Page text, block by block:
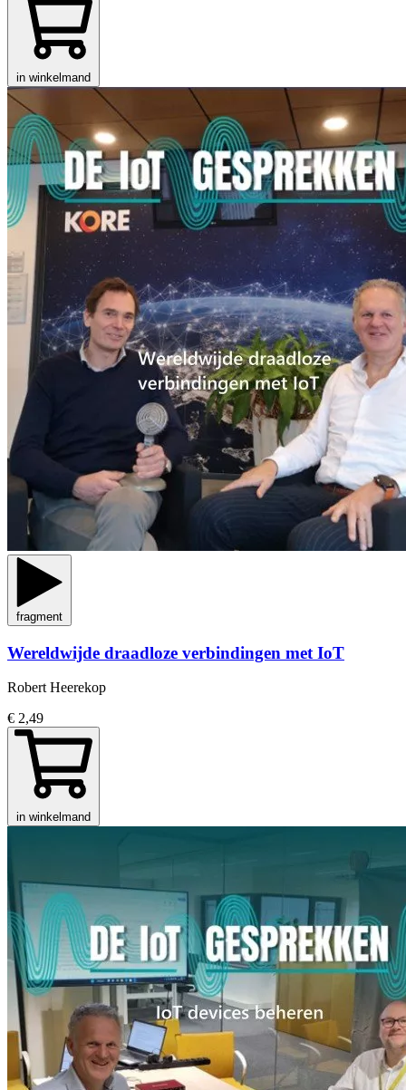
in winkelmand
fragment
Wereldwijde draadloze verbindingen met IoT
Robert Heerekop
€ 2,49
in winkelmand